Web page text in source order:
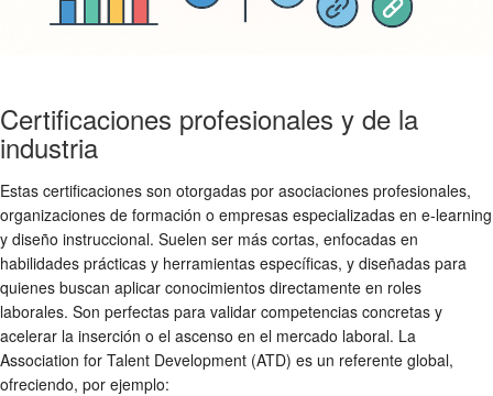
Certificaciones profesionales y de la
industria
Estas certificaciones son otorgadas por asociaciones profesionales,
organizaciones de formación o empresas especializadas en e-learning
y diseño instruccional. Suelen ser más cortas, enfocadas en
habilidades prácticas y herramientas específicas, y diseñadas para
quienes buscan aplicar conocimientos directamente en roles
laborales. Son perfectas para validar competencias concretas y
acelerar la inserción o el ascenso en el mercado laboral. La
Association for Talent Development (ATD) es un referente global,
ofreciendo, por ejemplo: